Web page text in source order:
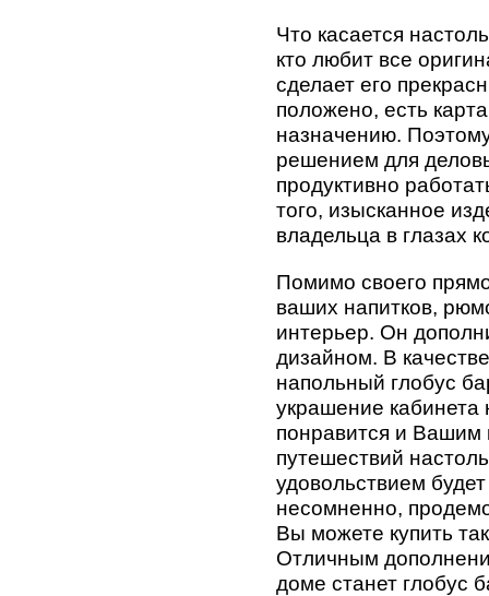
Что касается
кто любит все
сделает его
положено, есть
назначению.
решением для
продуктивно
того, изысканное
владельца в глазах
Помимо своего
ваших напитков,
интерьер. Он
дизайном. В
напольный глобус
украшение кабинета
понравится и Вашим
путешествий
удовольствием
несомненно,
Вы можете купить
Отличным
доме станет глобус